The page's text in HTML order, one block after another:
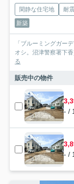
閑静な住宅地 耐
新築
「ブルーミングガ
オシ。沼津警察署下
る
販売中の物件
- /
- /